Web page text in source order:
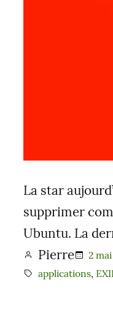
La star
supprimer
Ubuntu. La
Pierre
2
applications,